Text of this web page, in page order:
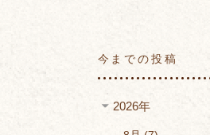
今までの投稿
2026年